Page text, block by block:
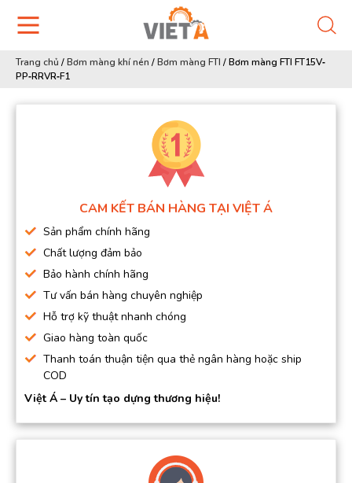
Trang chủ /Bơm màng khí nén /Bơm màng FTI /Bơm màng FTI FT15V‐
PP‐RRVR‐F1
CAM KẾT BÁN HÀNG TẠI VIỆT Á
Sản phẩm chính hãng
Chất lượng đảm bảo
Bảo hành chính hãng
Tư vấn bán hàng chuyên nghiệp
Hỗ trợ kỹ thuật nhanh chóng
Giao hàng toàn quốc
Thanh toán thuận tiện qua thẻ ngân hàng hoặc ship
COD
Việt Á – Uy tín tạo dựng thương hiệu!